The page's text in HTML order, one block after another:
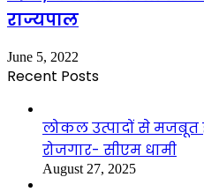
राज्यपाल
June 5, 2022
Recent Posts
लोकल उत्पादों से मजबूत
रोजगार- सीएम धामी
August 27, 2025